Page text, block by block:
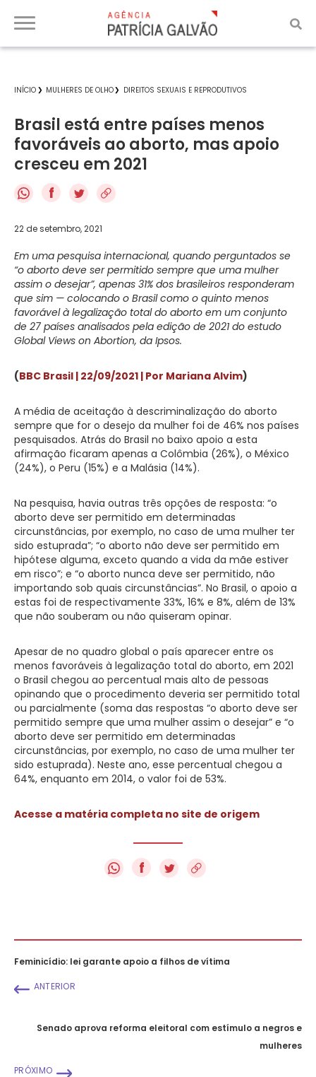
INÍCIO MULHERES DE OLHO DIREITOS SEXUAIS E REPRODUTIVOS
Brasil está entre países menos
favoráveis ao aborto, mas apoio
cresceu em 2021
f
22 de setembro, 2021
Em uma pesquisa internacional, quando perguntados se
“o aborto deve ser permitido sempre que uma mulher
assim o desejar”, apenas 31% dos brasileiros responderam
que sim — colocando o Brasil como o quinto menos
favorável à legalização total do aborto em um conjunto
de 27 países analisados pela edição de 2021 do estudo
Global Views on Abortion, da Ipsos.
(BBC Brasil | 22/09/2021 | Por Mariana Alvim)
A média de aceitação à descriminalização do aborto
sempre que for o desejo da mulher foi de 46% nos países
pesquisados. Atrás do Brasil no baixo apoio a esta
afirmação ficaram apenas a Colômbia (26%), o México
(24%), o Peru (15%) e a Malásia (14%).
Na pesquisa, havia outras três opções de resposta: “o
aborto deve ser permitido em determinadas
circunstâncias, por exemplo, no caso de uma mulher ter
sido estuprada”; “o aborto não deve ser permitido em
hipótese alguma, exceto quando a vida da mãe estiver
em risco”; e “o aborto nunca deve ser permitido, não
importando sob quais circunstâncias”. No Brasil, o apoio a
estas foi de respectivamente 33%, 16% e 8%, além de 13%
que não souberam ou não quiseram opinar.
Apesar de no quadro global o país aparecer entre os
menos favoráveis à legalização total do aborto, em 2021
o Brasil chegou ao percentual mais alto de pessoas
opinando que o procedimento deveria ser permitido total
ou parcialmente (soma das respostas “o aborto deve ser
permitido sempre que uma mulher assim o desejar” e “o
aborto deve ser permitido em determinadas
circunstâncias, por exemplo, no caso de uma mulher ter
sido estuprada). Neste ano, esse percentual chegou a
64%, enquanto em 2014, o valor foi de 53%.
Acesse a matéria completa no site de origem
f
Feminicídio: lei garante apoio a filhos de vítima
ANTERIOR
Senado aprova reforma eleitoral com estímulo a negros e
mulheres
PRÓXIMO